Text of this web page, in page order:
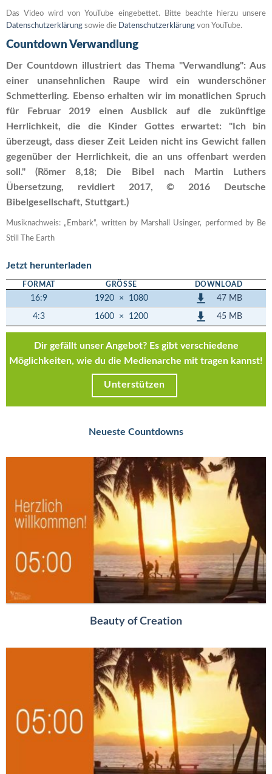
Das Video wird von YouTube eingebettet. Bitte beachte hierzu unsere
Datenschutzerklärung sowie die Datenschutzerklärung von YouTube.
Countdown Verwandlung
Der Countdown illustriert das Thema "Verwandlung": Aus
einer unansehnlichen Raupe wird ein wunderschöner
Schmetterling. Ebenso erhalten wir im monatlichen Spruch
für Februar 2019 einen Ausblick auf die zukünftige
Herrlichkeit, die die Kinder Gottes erwartet: "Ich bin
überzeugt, dass dieser Zeit Leiden nicht ins Gewicht fallen
gegenüber der Herrlichkeit, die an uns offenbart werden
soll." (Römer 8,18; Die Bibel nach Martin Luthers
Übersetzung, revidiert 2017, © 2016 Deutsche
Bibelgesellschaft, Stuttgart.)
Musiknachweis: „Embark“, written by Marshall Usinger, performed by Be
Still The Earth
Jetzt herunterladen
FORMAT GRÖSSE DOWNLOAD
16:9 1920 × 1080 47 MB
4:3 1600 × 1200 45 MB
Dir gefällt unser Angebot? Es gibt verschiedene
Möglichkeiten, wie du die Medienarche mit tragen kannst!
Unterstützen
Neueste Countdowns
Beauty of Creation